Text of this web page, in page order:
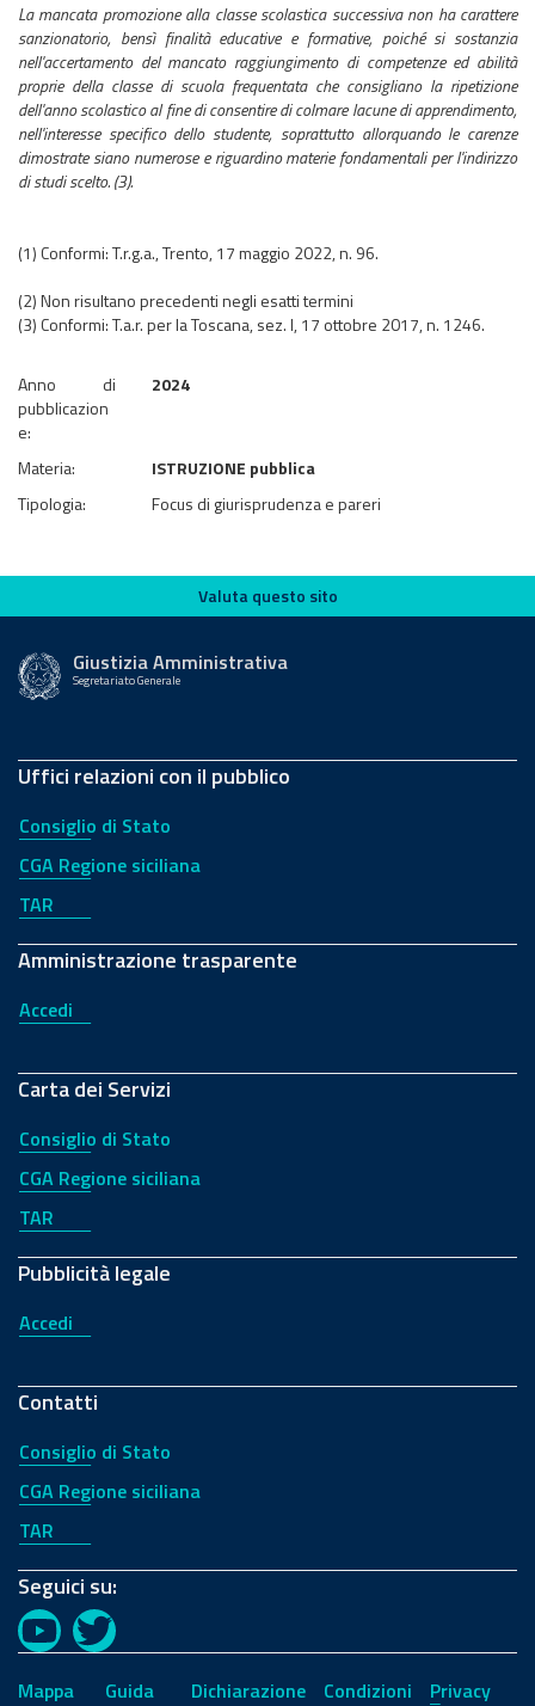
La mancata promozione alla classe scolastica successiva non ha carattere
sanzionatorio, bensì finalità educative e formative, poiché si sostanzia
nell'accertamento del mancato raggiungimento di competenze ed abilità
proprie della classe di scuola frequentata che consigliano la ripetizione
dell'anno scolastico al fine di consentire di colmare lacune di apprendimento,
nell'interesse specifico dello studente, soprattutto allorquando le carenze
dimostrate siano numerose e riguardino materie fondamentali per l'indirizzo
di studi scelto. (3).
(1) Conformi: T.r.g.a., Trento, 17 maggio 2022, n. 96.
(2) Non risultano precedenti negli esatti termini
(3) Conformi: T.a.r. per la Toscana, sez. I, 17 ottobre 2017, n. 1246.
Anno di
pubblicazion
e:
2024
Materia:
ISTRUZIONE pubblica
Tipologia:
Focus di giurisprudenza e pareri
Valuta questo sito
Valuta questo sito
Giustizia Amministrativa
Segretariato Generale
Uffici relazioni con il pubblico
Consiglio di Stato
CGA Regione siciliana
TAR
Amministrazione trasparente
Accedi
Carta dei Servizi
Consiglio di Stato
CGA Regione siciliana
TAR
Pubblicità legale
Accedi
Contatti
Consiglio di Stato
CGA Regione siciliana
TAR
Seguici su:
YouTubeTwitter
Mappa
Guida
Dichiarazione
Condizioni
Privacy